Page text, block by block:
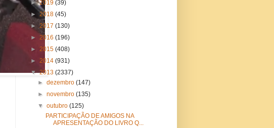
►2019 (39)
► 2018 (45)
► 2017 (130)
► 2016 (196)
► 2015 (408)
► 2014 (931)
▼2013 (2337)
►dezembro(147)
►novembro(135)
▼outubro(125)
PARTICIPAÇÃO DE AMIGOS NA
APRESENTAÇÃO DO LIVRO Q...